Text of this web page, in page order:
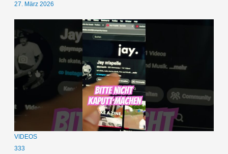
27. März 2026
VIDEOS
333